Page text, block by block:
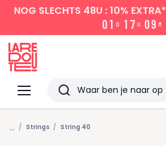
NOG SLECHTS 48U : 10% EXTRA*
01 D 1 7 U 09 M
Menu
Redoute
Zoeken
Laatst
bekeken
... Strings String 40